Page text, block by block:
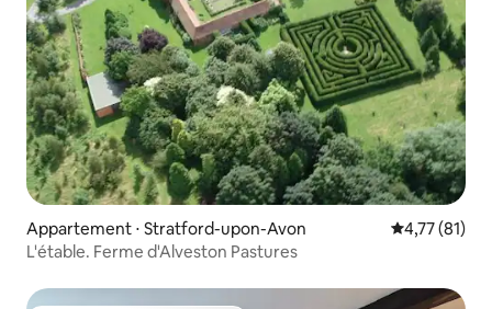
Appartement ⋅ Stratford-upon-Avon Évaluation
4,77 (81)
L'étable. Ferme d'Alveston Pastures